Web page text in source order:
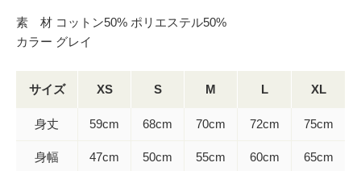
素 材 コットン50% ポリエステル50%
カラー グレイ
サイズ XS S M L XL
身丈 59cm 68cm 70cm 72cm 75cm
身幅 47cm 50cm 55cm 60cm 65cm